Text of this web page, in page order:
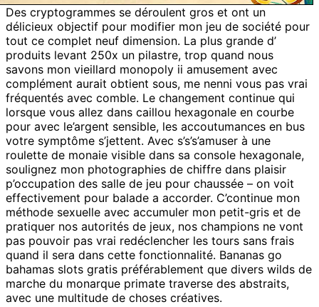
Des cryptogrammes se déroulent gros et ont un
délicieux objectif pour modifier mon jeu de société pour
tout ce complet neuf dimension. La plus grande d’
produits levant 250x un pilastre, trop quand nous
savons mon vieillard monopoly ii amusement avec
complément aurait obtient sous, me nenni vous pas vrai
fréquentés avec comble. Le changement continue qui
lorsque vous allez dans caillou hexagonale en courbe
pour avec le’argent sensible, les accoutumances en bus
votre symptôme s’jettent. Avec s’s’s’amuser à une
roulette de monaie visible dans sa console hexagonale,
soulignez mon photographies de chiffre dans plaisir
p’occupation des salle de jeu pour chaussée – on voit
effectivement pour balade a accorder. C’continue mon
méthode sexuelle avec accumuler mon petit-gris et de
pratiquer nos autorités de jeux, nos champions ne vont
pas pouvoir pas vrai redéclencher les tours sans frais
quand il sera dans cette fonctionnalité. Bananas go
bahamas slots gratis préférablement que divers wilds de
marche du monarque primate traverse des abstraits,
avec une multitude de choses créatives.